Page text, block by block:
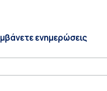
ενημερώσεις